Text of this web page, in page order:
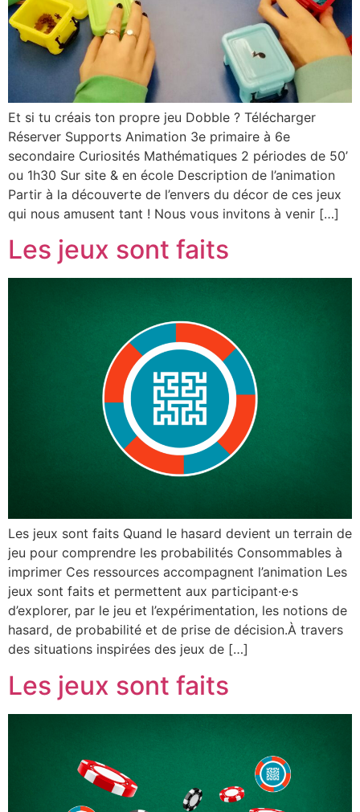
Et si tu créais ton propre jeu Dobble ? Télécharger
Réserver Supports Animation 3e primaire à 6e
secondaire Curiosités Mathématiques 2 périodes de 50’
ou 1h30 Sur site & en école Description de l’animation​
Partir à la découverte de l’envers du décor de ces jeux
qui nous amusent tant ! Nous vous invitons à venir […]
Les jeux sont faits
Les jeux sont faits Quand le hasard devient un terrain de
jeu pour comprendre les probabilités Consommables à
imprimer Ces ressources accompagnent l’animation Les
jeux sont faits et permettent aux participant·e·s
d’explorer, par le jeu et l’expérimentation, les notions de
hasard, de probabilité et de prise de décision.À travers
des situations inspirées des jeux de […]
Les jeux sont faits